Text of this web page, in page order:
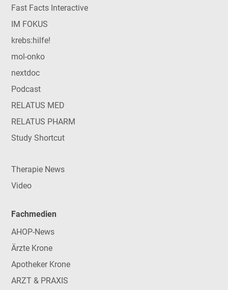
Fast Facts Interactive
IM FOKUS
krebs:hilfe!
mol-onko
nextdoc
Podcast
RELATUS MED
RELATUS PHARM
Study Shortcut
Therapie News
Video
Fachmedien
AHOP-News
Ärzte Krone
Apotheker Krone
ARZT & PRAXIS